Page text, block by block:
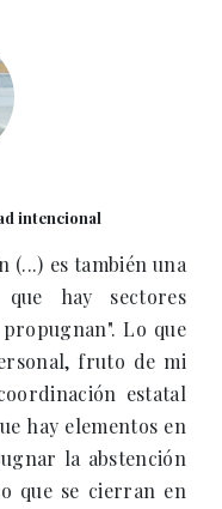
intencional
(...) es también una
hay sectores
Lo que
fruto de mi
estatal
hay elementos en
la abstención
que se cierran en